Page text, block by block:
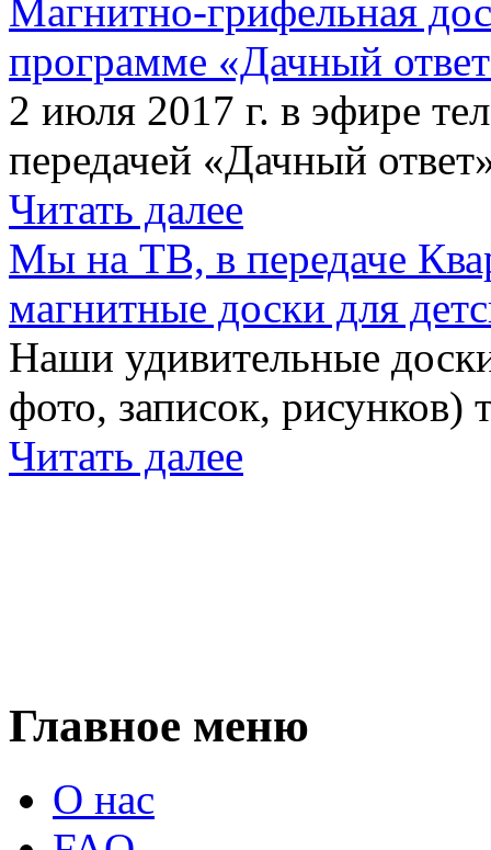
Магнитно-грифельная
программе «Дачный
2 июля 2017 г. в эфире
передачей «Дачный
Читать далее
Мы на ТВ, в передаче
магнитные доски для
Наши удивительные
фото, записок,
Читать далее
Главное меню
О нас